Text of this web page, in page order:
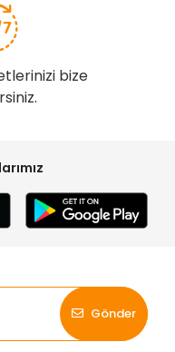
bize
Gönder